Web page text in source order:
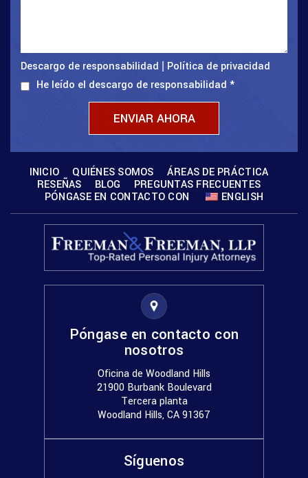
Descargo de responsabilidad
Política de privacidad
He leído el descargo de responsabilidad *
INICIO QUIÉNES SOMOS
ÁREAS DE PRÁCTICA
RESEÑAS
BLOG
PREGUNTAS FRECUENTES
PÓNGASE EN CONTACTO CON
ENGLISH
Póngase en contacto con
nosotros
Oficina de Woodland Hills
21900 Burbank Boulevard
Tercera planta
Woodland Hills, CA 91367
Síguenos